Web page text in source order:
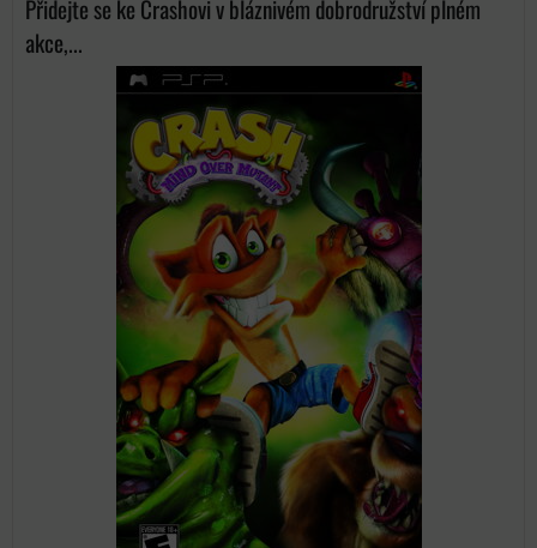
Přidejte se ke Crashovi v bláznivém dobrodružství plném
akce,...